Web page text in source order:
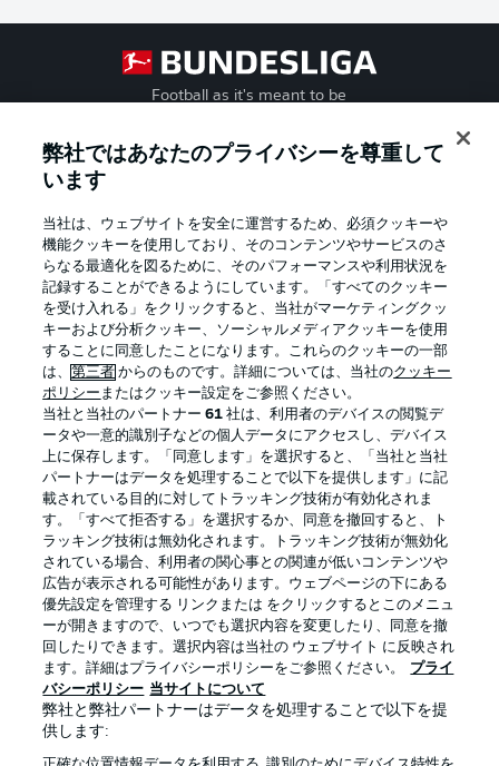
Football as it's meant to be
Official Partners
プライバシー・ポリシー 優先設定を管理する
利用条件 放送局
求人 選手
当サイトについて
弊社ではあなたのプライバシーを尊重して
います
当社は、ウェブサイトを安全に運営するため、必須クッキーや
機能クッキーを使用しており、そのコンテンツやサービスのさ
らなる最適化を図るために、そのパフォーマンスや利用状況を
記録することができるようにしています。「すべてのクッキー
を受け入れる」をクリックすると、当社がマーケティングクッ
キーおよび分析クッキー、ソーシャルメディアクッキーを使用
することに同意したことになります。これらのクッキーの一部
は、第三者 からのものです。詳細については、当社のクッキー
ポリシー またはクッキー設定をご参照ください。
当社と当社のパートナー61 社は、利用者のデバイスの閲覧デ
ータや一意的識別子などの個人データにアクセスし、デバイス
上に保存します。「同意します」を選択すると、「当社と当社
パートナーはデータを処理することで以下を提供します」に記
載されている目的に対してトラッキング技術が有効化されま
す。「すべて拒否する」を選択するか、同意を撤回すると、ト
ラッキング技術は無効化されます。トラッキング技術が無効化
されている場合、利用者の関心事との関連が低いコンテンツや
広告が表示される可能性があります。ウェブページの下にある
優先設定を管理する リンクまたは をクリックするとこのメニュ
ーが開きますので、いつでも選択内容を変更したり、同意を撤
回したりできます。選択内容は当社の ウェブサイト に反映され
ます。詳細はプライバシーポリシーをご参照ください。
プライ
バシーポリシー 当サイトについて
弊社と弊社パートナーはデータを処理することで以下を提
供します: